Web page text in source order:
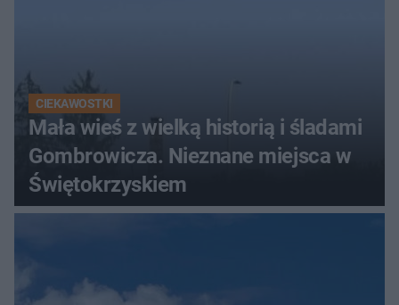
CIEKAWOSTKI
Mała wieś z wielką historią i śladami
Gombrowicza. Nieznane miejsca w
Świętokrzyskiem